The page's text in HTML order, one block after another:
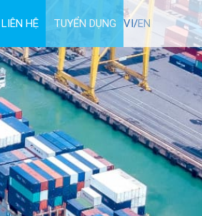
LIÊN HỆ TUYỂN DỤNG VI/EN